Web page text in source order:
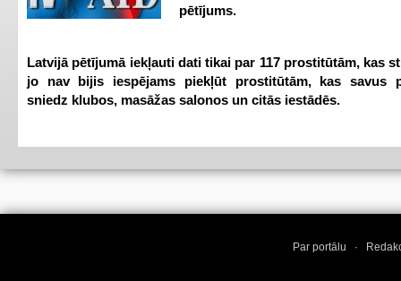
pētījums.
Latvijā pētījumā iekļauti dati tikai par 117 prostitūtām, kas
jo nav bijis iespējams piekļūt prostitūtām, kas savus
sniedz klubos, masāžas salonos un citās iestādēs.
Par portālu ·